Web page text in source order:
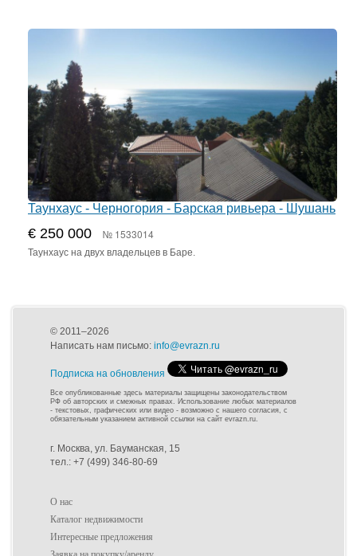
Таунхаус - Черногория - Барская ривьера - Шушань
€ 250 000 № 1533014
Таунхаус на двух владельцев в Баре.
© 2011–2026
Написать нам письмо: info@evrazn.ru
Подписка на обновления
Все опубликованные здесь материалы защищены законодательством
РФ об авторских и смежных правах. Использование любых материалов
- текстовых, графических или видео - возможно с нашего согласия, с
обязательным указанием активной ссылки на сайт evrazn.ru.
г. Москва, ул. Бауманская, 15
тел.: +7 (499) 346-80-69
О нас
Каталог недвижимости
Интересные предложения